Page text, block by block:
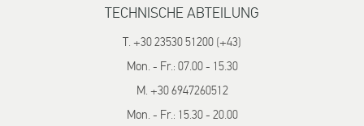
TECHNISCHE ABTEILUNG
T. +30 23530 51200 (+43)
Mon. - Fr.: 07.00 - 15.30
M. +30 6947260512
Mon. - Fr.: 15.30 - 20.00